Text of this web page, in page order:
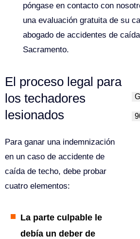
póngase en contacto con
una evaluación gratuita de su
abogado de accidentes de
Sacramento.
El proceso legal para
los techadores
lesionados
Para ganar una indemnización
en un caso de accidente de
caída de techo, debe probar
cuatro elementos:
La parte culpable le
debía un deber de